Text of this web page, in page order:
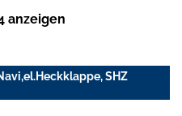
anzeigen
SHZ